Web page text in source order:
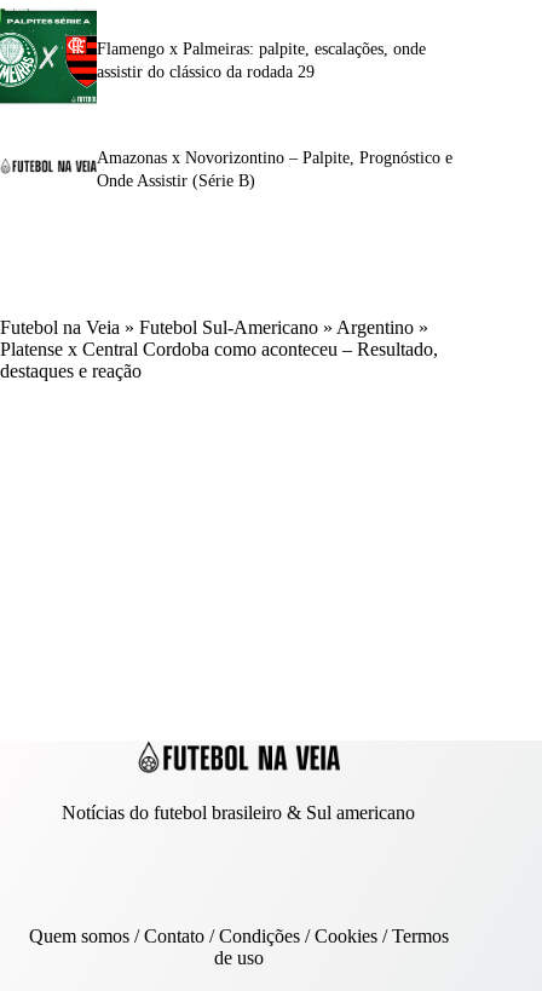
Flamengo x Palmeiras: palpite, escalações, onde
assistir do clássico da rodada 29
Amazonas x Novorizontino – Palpite, Prognóstico e
Onde Assistir (Série B)
Futebol na Veia » Futebol Sul-Americano » Argentino »
Platense x Central Cordoba como aconteceu – Resultado,
destaques e reação
Notícias do futebol brasileiro & Sul americano
Quem somos/Contato/ Condições /Cookies/Termos
de uso